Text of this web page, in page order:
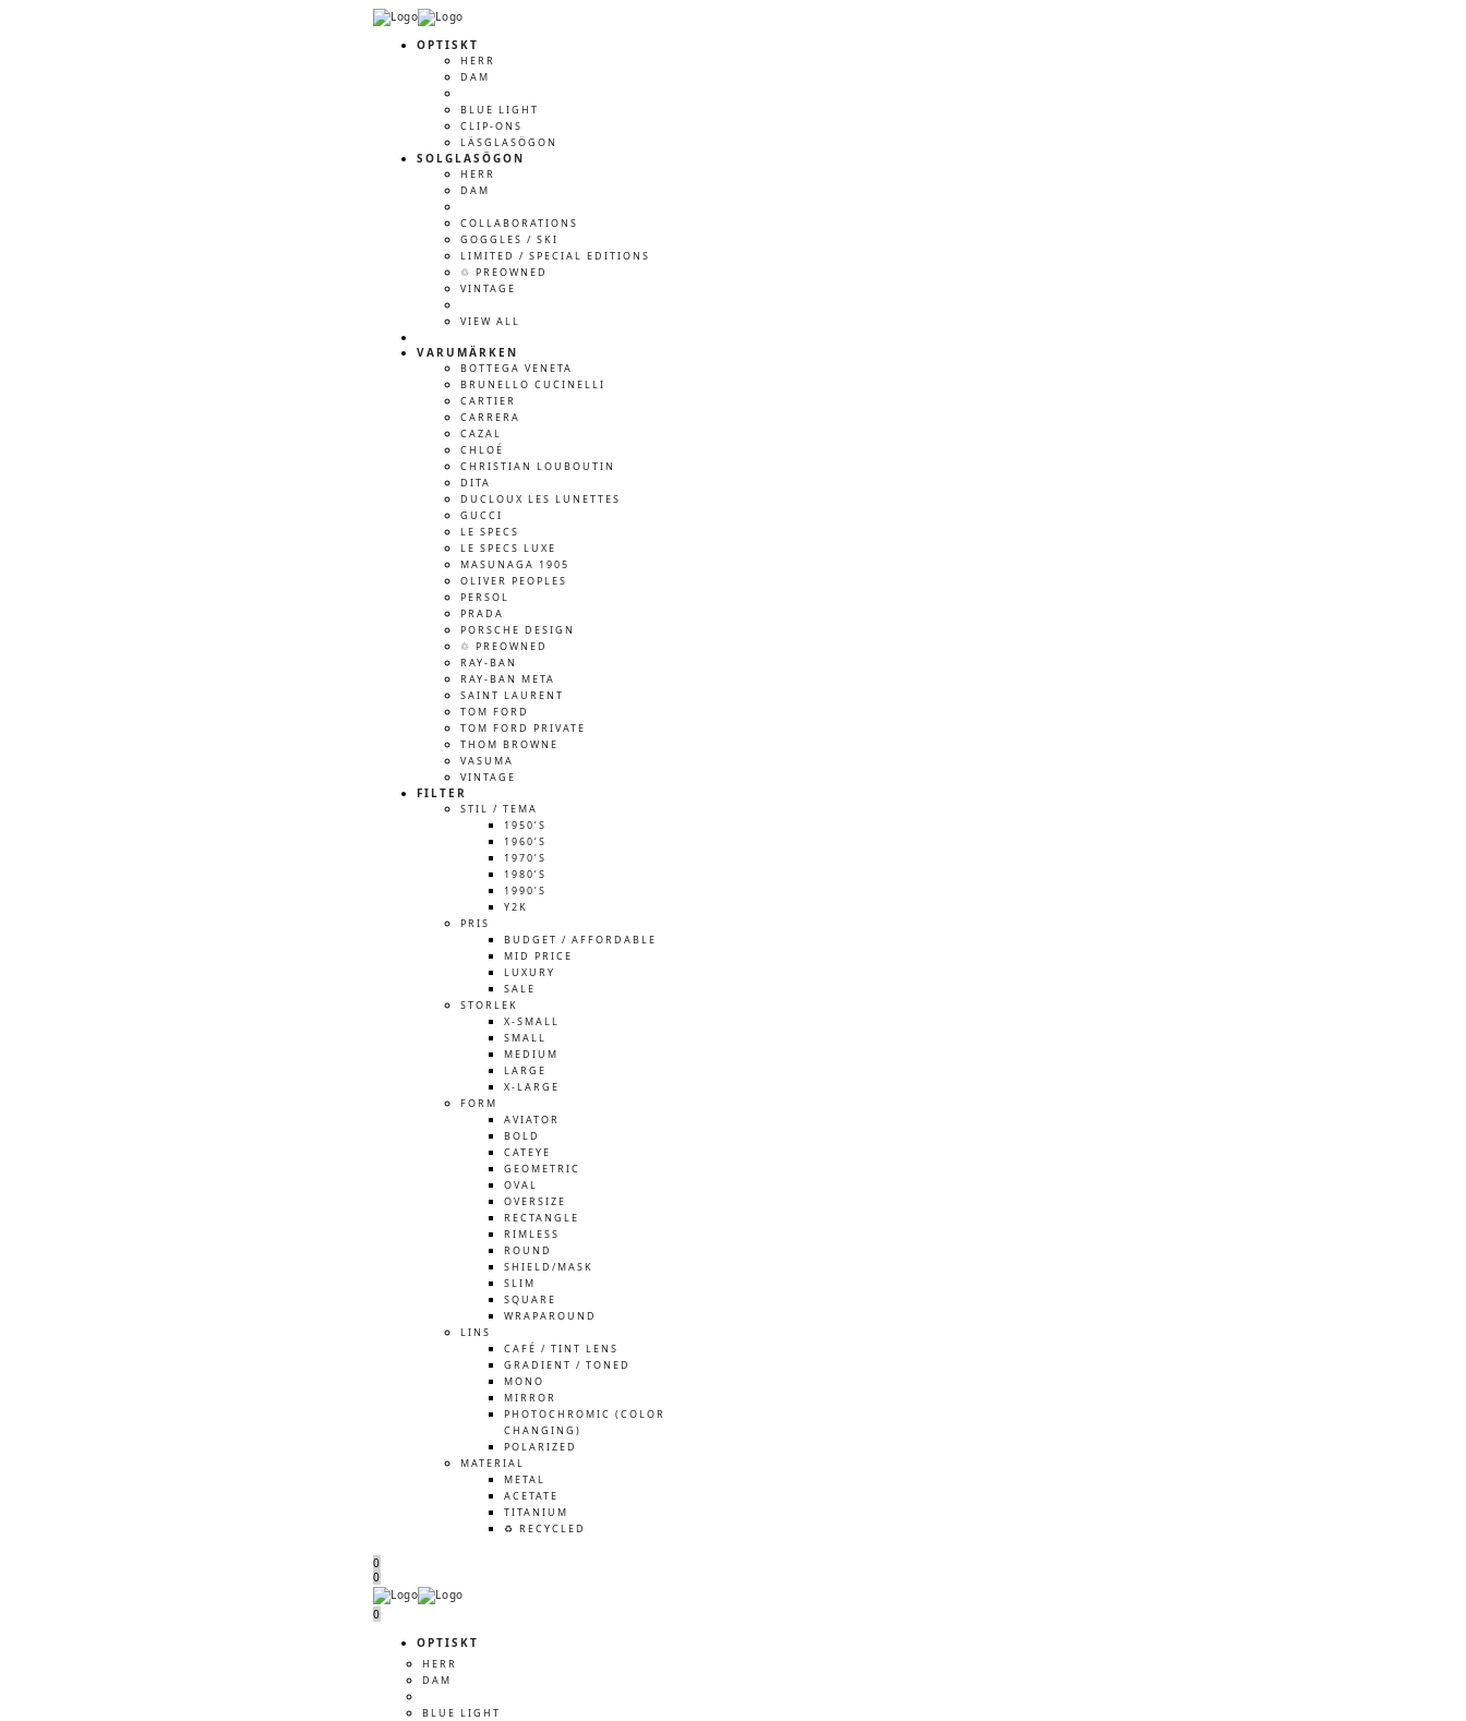
OPTISKT
HERR
DAM
BLUE LIGHT
CLIP-ONS
LÄSGLASÖGON
SOLGLASÖGON
HERR
DAM
COLLABORATIONS
GOGGLES / SKI
LIMITED / SPECIAL EDITIONS
♲ PREOWNED
VINTAGE
VIEW ALL
VARUMÄRKEN
BOTTEGA VENETA
BRUNELLO CUCINELLI
CARTIER
CARRERA
CAZAL
CHLOÉ
CHRISTIAN LOUBOUTIN
DITA
DUCLOUX LES LUNETTES
GUCCI
LE SPECS
LE SPECS LUXE
MASUNAGA 1905
OLIVER PEOPLES
PERSOL
PRADA
PORSCHE DESIGN
♲ PREOWNED
RAY-BAN
RAY-BAN META
SAINT LAURENT
TOM FORD
TOM FORD PRIVATE
THOM BROWNE
VASUMA
VINTAGE
FILTER
STIL / TEMA
1950’S
1960’S
1970’S
1980’S
1990’S
Y2K
PRIS
BUDGET / AFFORDABLE
MID PRICE
LUXURY
SALE
STORLEK
X-SMALL
SMALL
MEDIUM
LARGE
X-LARGE
FORM
AVIATOR
BOLD
CATEYE
GEOMETRIC
OVAL
OVERSIZE
RECTANGLE
RIMLESS
ROUND
SHIELD/MASK
SLIM
SQUARE
WRAPAROUND
LINS
CAFÉ / TINT LENS
GRADIENT / TONED
MONO
MIRROR
PHOTOCHROMIC (COLOR
CHANGING)
POLARIZED
MATERIAL
METAL
ACETATE
TITANIUM
♻️ RECYCLED
0
0
Menu
Menu
0
OPTISKT
HERR
DAM
BLUE LIGHT